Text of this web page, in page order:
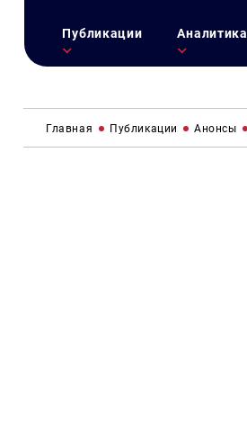
Публикации Аналитика
Главная Публикации Анонсы